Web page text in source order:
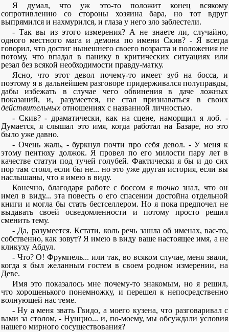
Я думал, что уж это-то положит конец всякому
сопротивлению со стороны хозяина бара, но тот вдруг
выпрямился и нахмурился, и глаза у него зло заблестели.
- Так вы из этого измерения? А не знаете ли, случайно,
одного местного мага и демона по имени Скив? - Я всегда
говорил, что достиг нынешнего своего возраста и положения не
потому, что впадал в панику в критических ситуациях или
резал без всякой необходимости правду-матку.
Ясно, что этот девол почему-то имеет зуб на босса, и
поэтому я в дальнейшем разговоре придерживался полуправды,
дабы избежать в случае чего обвинения в даче ложных
показаний, и, разумеется, не стал признаваться в своих
действительных отношениях с названной личностью.
- Скив? - драматически, как на сцене, наморщил я лоб. -
Думается, я слышал это имя, когда работал на Базаре, но это
было уже давно.
- Очень жаль, - буркнул почти про себя девол. - У меня к
этому пентюху должок. Я провел по его милости пару лет в
качестве статуи под тучей голубей. Фактически я бы и до сих
пор там стоял, если бы не... но это уже другая история, если вы
наслышаны, что я имею в виду.
Конечно, благодаря работе с боссом яточно знал, что он
имел в виду... эта повесть о его спасении достойна отдельной
книги и могла бы стать бестселлером. Но я пока предпочел не
выдавать своей осведомленности и потому просто решил
сменить тему.
- Да, разумеется. Кстати, коль речь зашла об именах, вас-то,
собственно, как зовут? Я имею в виду ваше настоящее имя, а не
кликуху Абдул.
- Что? О! Фрумпель... или так, во всяком случае, меня звали,
когда я был желанным гостем в своем родном измерении, на
Деве.
Имя это показалось мне почему-то знакомым, но я решил,
что хорошенького понемножку, и перешел к непосредственно
волнующей нас теме.
- Ну а меня звать Гвидо, а моего кузена, что разговаривал с
вами за столом, - Нунцио... и, по-моему, мы обсуждали условия
нашего мирного сосуществования?